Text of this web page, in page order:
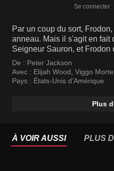
Se connecter
Par un coup du sort,
anneau. Mais il s'agit en fait
Seigneur Sauron, et Frodon
De : Peter Jackson
Avec : Elijah Wood, Viggo
Pays : États-Unis d'Amérique
Plus
À VOIR AUSSI PLUS